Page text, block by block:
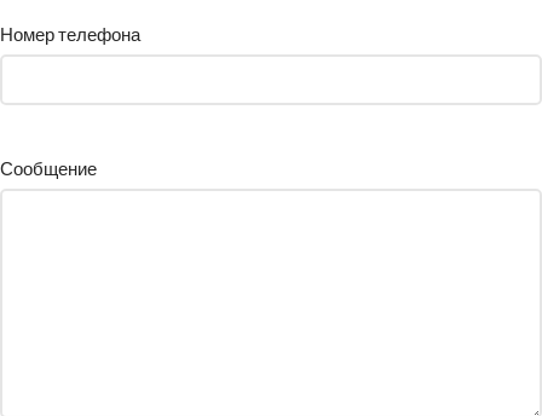
Номер телефона
Сообщение